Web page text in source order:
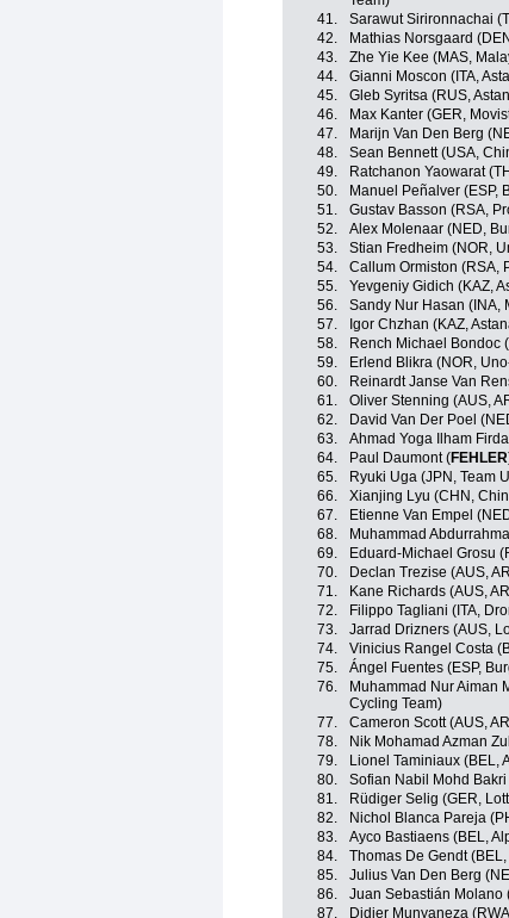
41. Sarawut Sirironnachai
42.
Mathias Norsgaard
43.
Zhe Yie Kee (MAS,
44.
Gianni Moscon (ITA,
45.
Gleb Syritsa (RUS,
46.
Max Kanter (GER,
47.
Marijn Van Den Berg
48.
Sean Bennett (USA,
49.
Ratchanon Yaowarat
50.
Manuel Peñalver (ESP,
51.
Gustav Basson (RSA,
52.
Alex Molenaar (NED,
53.
Stian Fredheim (NOR,
54.
Callum Ormiston (RSA,
55.
Yevgeniy Gidich (KAZ,
56.
Sandy Nur Hasan (INA,
57.
Igor Chzhan (KAZ,
58.
Rench Michael Bondoc
59.
Erlend Blikra (NOR,
60.
Reinardt Janse Van
61.
Oliver Stenning (AUS,
62.
David Van Der Poel
63.
Ahmad Yoga Ilham
64.
Paul Daumont (FEHLER
65.
Ryuki Uga (JPN, Team
66.
Xianjing Lyu (CHN,
67.
Etienne Van Empel
68.
Muhammad
69.
Eduard-Michael Grosu
70.
Declan Trezise (AUS,
71.
Kane Richards (AUS,
72.
Filippo Tagliani (ITA,
73.
Jarrad Drizners (AUS,
74.
Vinicius Rangel Costa
75.
Ángel Fuentes (ESP,
76.
Muhammad Nur Aiman
Cycling Team)
77. Cameron Scott (AUS,
78.
Nik Mohamad Azman
79.
Lionel Taminiaux (BEL,
80.
Sofian Nabil Mohd
81.
Rüdiger Selig (GER,
82.
Nichol Blanca Pareja
83.
Ayco Bastiaens (BEL,
84.
Thomas De Gendt
85.
Julius Van Den Berg
86.
Juan Sebastián Molano
87.
Didier Munyaneza